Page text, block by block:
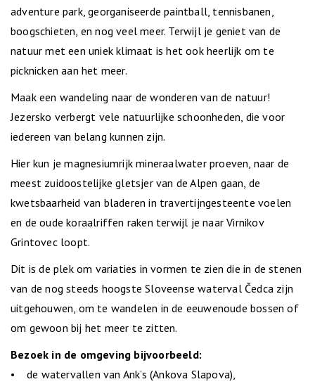
adventure park, georganiseerde paintball, tennisbanen,
boogschieten, en nog veel meer. Terwijl je geniet van de
natuur met een uniek klimaat is het ook heerlijk om te
picknicken aan het meer.
Maak een wandeling naar de wonderen van de natuur!
Jezersko verbergt vele natuurlijke schoonheden, die voor
iedereen van belang kunnen zijn.
Hier kun je magnesiumrijk mineraalwater proeven, naar de
meest zuidoostelijke gletsjer van de Alpen gaan, de
kwetsbaarheid van bladeren in travertijngesteente voelen
en de oude koraalriffen raken terwijl je naar Virnikov
Grintovec loopt.
Dit is de plek om variaties in vormen te zien die in de stenen
van de nog steeds hoogste Sloveense waterval Čedca zijn
uitgehouwen, om te wandelen in de eeuwenoude bossen of
om gewoon bij het meer te zitten.
Bezoek in de omgeving bijvoorbeeld:
• de watervallen van Ank’s (Ankova Slapova),